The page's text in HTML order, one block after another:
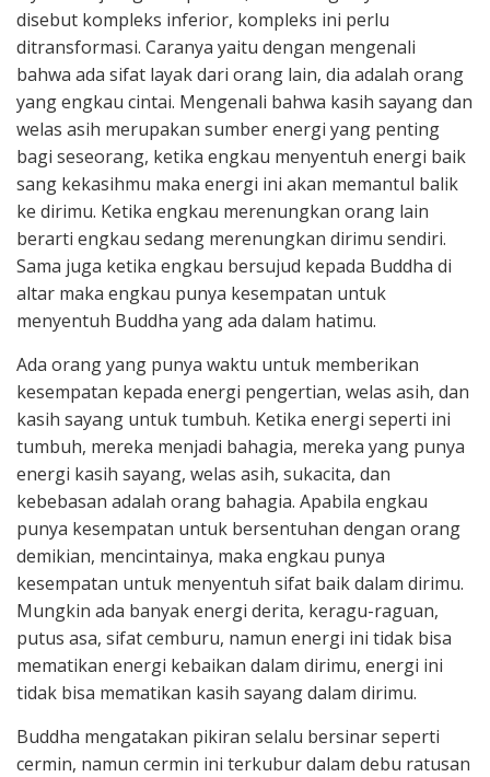
disebut kompleks inferior, kompleks ini perlu
ditransformasi. Caranya yaitu dengan mengenali
bahwa ada sifat layak dari orang lain, dia adalah orang
yang engkau cintai. Mengenali bahwa kasih sayang dan
welas asih merupakan sumber energi yang penting
bagi seseorang, ketika engkau menyentuh energi baik
sang kekasihmu maka energi ini akan memantul balik
ke dirimu. Ketika engkau merenungkan orang lain
berarti engkau sedang merenungkan dirimu sendiri.
Sama juga ketika engkau bersujud kepada Buddha di
altar maka engkau punya kesempatan untuk
menyentuh Buddha yang ada dalam hatimu.
Ada orang yang punya waktu untuk memberikan
kesempatan kepada energi pengertian, welas asih, dan
kasih sayang untuk tumbuh. Ketika energi seperti ini
tumbuh, mereka menjadi bahagia, mereka yang punya
energi kasih sayang, welas asih, sukacita, dan
kebebasan adalah orang bahagia. Apabila engkau
punya kesempatan untuk bersentuhan dengan orang
demikian, mencintainya, maka engkau punya
kesempatan untuk menyentuh sifat baik dalam dirimu.
Mungkin ada banyak energi derita, keragu-raguan,
putus asa, sifat cemburu, namun energi ini tidak bisa
mematikan energi kebaikan dalam dirimu, energi ini
tidak bisa mematikan kasih sayang dalam dirimu.
Buddha mengatakan pikiran selalu bersinar seperti
cermin, namun cermin ini terkubur dalam debu ratusan